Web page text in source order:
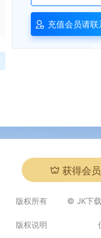
充值会员请
获得会
版权所有 © JK下
版权说明